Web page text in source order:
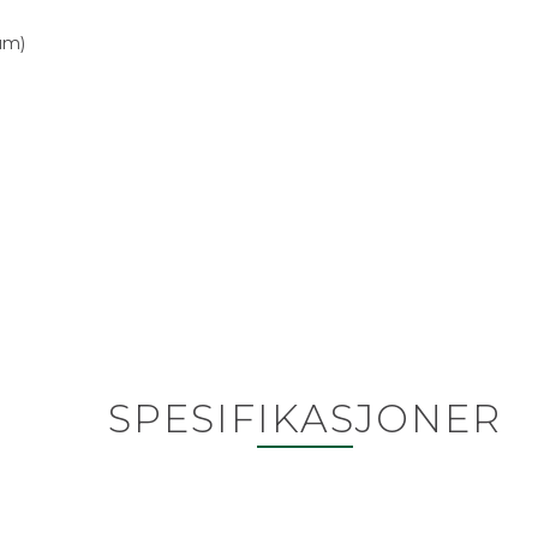
SPESIFIKASJONER